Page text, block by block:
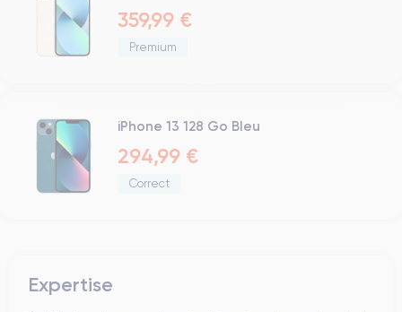
359,99 €
Premium
iPhone 13 128 Go Bleu
294,99 €
Correct
Expertise